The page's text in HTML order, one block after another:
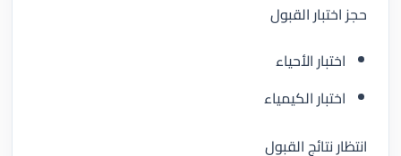
حجز اختبار القبول
اختبار الأحياء
اختبار الكيمياء
انتظار نتائج القبول